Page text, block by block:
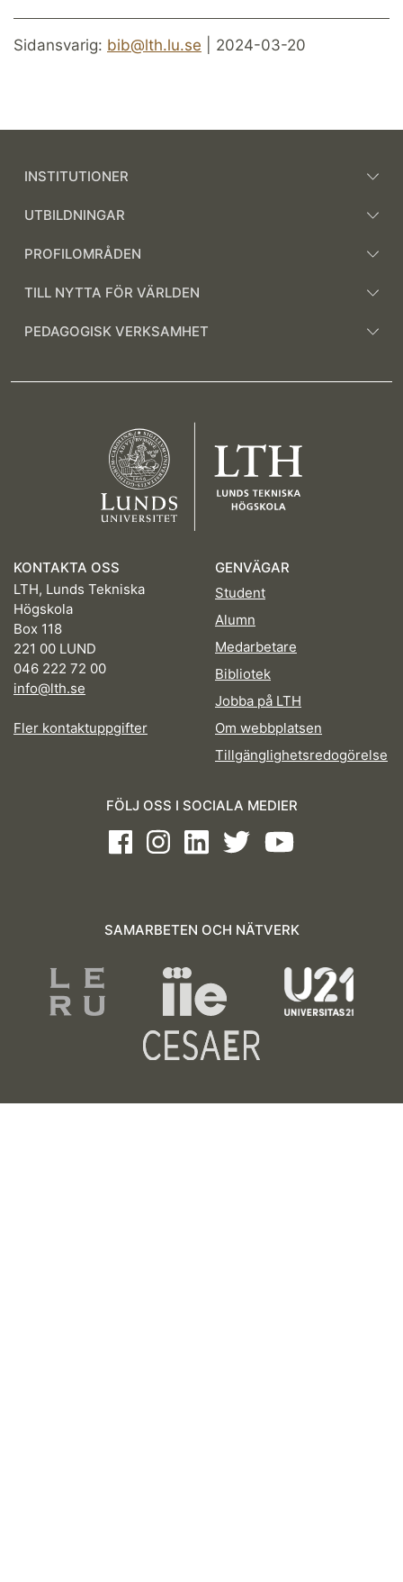
Sidansvarig: bib@lth.lu.se | 2024-03-20
INSTITUTIONER
UTBILDNINGAR
PROFILOMRÅDEN
TILL NYTTA FÖR VÄRLDEN
PEDAGOGISK VERKSAMHET
KONTAKTA OSS
LTH, Lunds Tekniska
Högskola
Box 118
221 00 LUND
046 222 72 00
info@lth.se
Fler kontaktuppgifter
GENVÄGAR
Student
Alumn
Medarbetare
Bibliotek
Jobba på LTH
Om webbplatsen
Tillgänglighetsredogörelse
FÖLJ OSS I SOCIALA MEDIER
FacebookInstagramLinkedInTwitterYoutube
SAMARBETEN OCH NÄTVERK